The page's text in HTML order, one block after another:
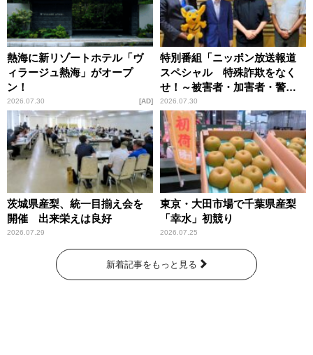
熱海に新リゾートホテル「ヴ
ィラージュ熱海」がオープ
ン！
2026.07.30 AD
特別番組「ニッポン放送報道
スペシャル 特殊詐欺をなく
せ！～被害者・加害者・警視
庁が語るトクリュウの実態
～」放送
2026.07.30
茨城県産梨、統一目揃え会を
開催 出来栄えは良好
2026.07.29
東京・大田市場で千葉県産梨
「幸水」初競り
2026.07.25
新着記事をもっと見る